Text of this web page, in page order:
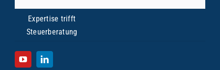
Expertise trifft
Steuerberatung